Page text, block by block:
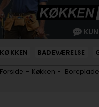
KØKKEN BADEVÆRELSE
Forside - Køkken -